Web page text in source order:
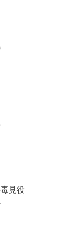
見役